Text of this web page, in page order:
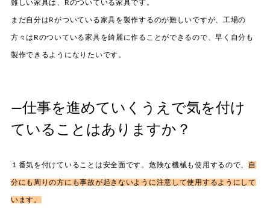
難しい家具は、Rのついている家具です。
まだ自分はRがついている家具を製作するのが難しいですが、工場の
方々はRのついている家具を綺麗に作ることができるので、早く自分も
製作できるようになりたいです。
—仕事を進めていくうえで気を付け
ていることはありますか？
１番気を付けていることは安全面です。危険な機械も使用するので、 自
分にも周りの方にも事故が起きないように注意して使用するようにして
います。